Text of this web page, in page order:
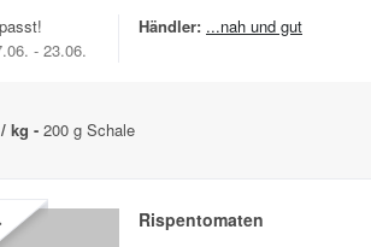
- 23.06.
Händler: ...nah und gut
kg - 200 g Schale
Rispentomaten